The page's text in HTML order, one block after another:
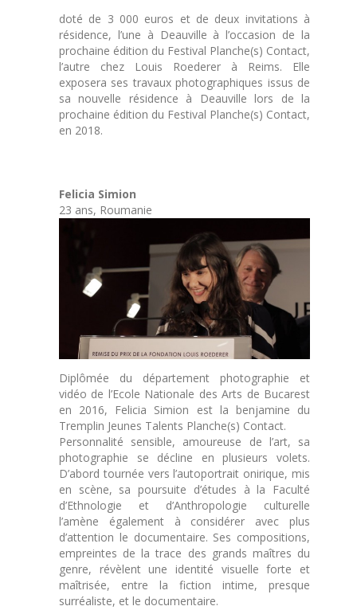
doté de 3 000 euros et de deux invitations à
résidence, l’une à Deauville à l’occasion de la
prochaine édition du Festival Planche(s) Contact,
l’autre chez Louis Roederer à Reims. Elle
exposera ses travaux photographiques issus de
sa nouvelle résidence à Deauville lors de la
prochaine édition du Festival Planche(s) Contact,
en 2018.
Felicia Simion
23 ans, Roumanie
Diplômée du département photographie et
vidéo de l’Ecole Nationale des Arts de Bucarest
en 2016, Felicia Simion est la benjamine du
Tremplin Jeunes Talents Planche(s) Contact.
Personnalité sensible, amoureuse de l’art, sa
photographie se décline en plusieurs volets.
D’abord tournée vers l’autoportrait onirique, mis
en scène, sa poursuite d’études à la Faculté
d’Ethnologie et d’Anthropologie culturelle
l’amène également à considérer avec plus
d’attention le documentaire. Ses compositions,
empreintes de la trace des grands maîtres du
genre, révèlent une identité visuelle forte et
maîtrisée, entre la fiction intime, presque
surréaliste, et le documentaire.